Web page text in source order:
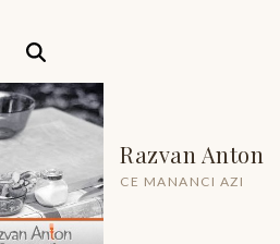
Razvan Anton
CE MANANCI AZI